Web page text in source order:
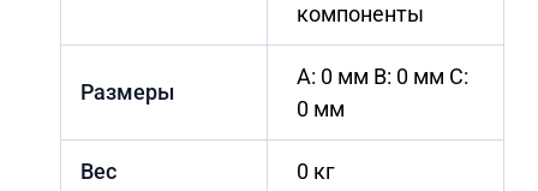
компоненты
Размеры
A: 0 мм B: 0 мм C:
0 мм
Вес 0 кг